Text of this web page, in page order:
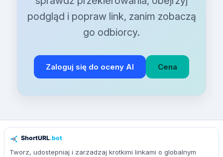
podgląd i popraw link, zanim zobaczą
go odbiorcy.
Zaloguj się do oceny AI Cena
Tworz, udostepniaj i zarzadzaj krotkimi linkami o globalnym